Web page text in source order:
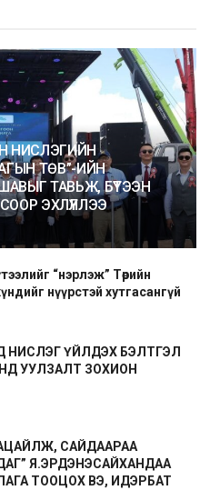
НИСЛЭГИЙН
ТӨВ”-ИЙН
ТАВЬЖ, БҮТЭЭН
ЭХЛҮҮЛЛЭЭ
“нэрлэж” Төрийн
нүүрстэй хутгасангүй
НИСЛЭГ ҮЙЛДЭХ БЭЛТГЭЛ
УУЛЗАЛТ ЗОХИОН
САЙДААРАА
Я.ЭРДЭНЭСАЙХАНДАА
ТООЦОХ ВЭ, ИДЭРБАТ